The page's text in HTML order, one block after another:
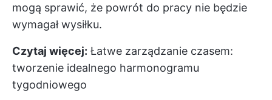
mogą sprawić, że powrót do pracy nie będzie
wymagał wysiłku.
Czytaj więcej: Łatwe zarządzanie czasem:
tworzenie idealnego harmonogramu
tygodniowego